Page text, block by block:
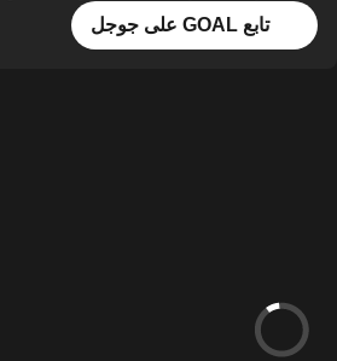
تابع GOAL على جوجل